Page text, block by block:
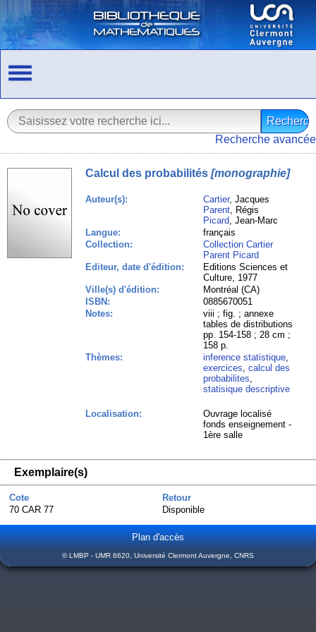
Recherche avancée
Calcul des probabilités [monographie]
Auteur(s): Cartier, Jacques
Parent, Régis
Picard, Jean-Marc
Langue:
français
Collection:
Collection Cartier
Parent Picard
Editeur, date d'édition:
Editions Sciences et
Culture, 1977
Ville(s) d'édition:
Montréal (CA)
ISBN:
0885670051
Notes:
viii ; fig. ; annexe
tables de distributions
pp. 154-158 ; 28 cm ;
158 p.
Thèmes:
inference statistique,
exercices,calcul des
probabilites,
statisique descriptive
Localisation:
Ouvrage localisé
fonds enseignement -
1ère salle
Exemplaire(s)
Cote
Retour
70 CAR 77
Disponible
Plan d'accès
© LMBP - UMR 6620, Université Clermont Auvergne, CNRS